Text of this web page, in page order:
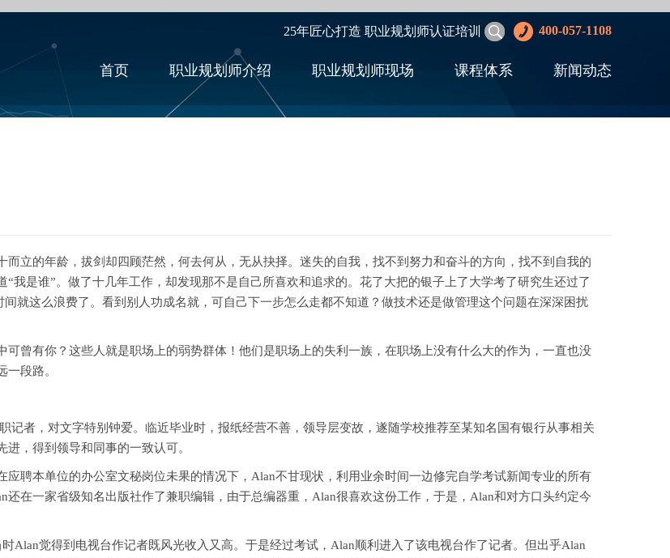
首页 职业规划师介绍 职业规划师现场 课程体系 新闻动态
25年匠心打造 职业规划师认证培训 400-057-1108
的年龄，拔剑却四顾茫然，何去何从，无从抉择。迷失的自我，找不到努力和奋斗的方向，找不到自我的
我是谁”。做了十几年工作，却发现那不是自己所喜欢和追求的。花了大把的银子上了大学考了研究生还过了
就这么浪费了。看到别人功成名就，可自己下一步怎么走都不知道？做技术还是做管理这个问题在深深困扰
有你？这些人就是职场上的弱势群体！他们是职场上的失利一族，在职场上没有什么大的作为，一直也没
段路。
者，对文字特别钟爱。临近毕业时，报纸经营不善，领导层变故，遂随学校推荐至某知名国有银行从事相关
，得到领导和同事的一致认可。
本单位的办公室文秘岗位未果的情况下，Alan不甘现状，利用业余时间一边修完自学考试新闻专业的所有
在一家省级知名出版社作了兼职编辑，由于总编器重，Alan很喜欢这份工作，于是，Alan和对方口头约定今
觉得到电视台作记者既风光收入又高。于是经过考试，Alan顺利进入了该电视台作了记者。但出乎Alan